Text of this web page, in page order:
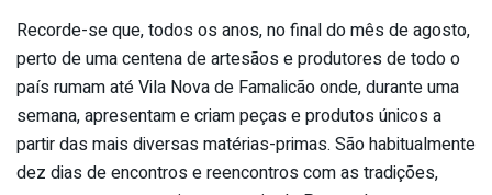
Recorde-se que, todos os anos, no final do mês de agosto,
perto de uma centena de artesãos e produtores de todo o
país rumam até Vila Nova de Famalicão onde, durante uma
semana, apresentam e criam peças e produtos únicos a
partir das mais diversas matérias-primas. São habitualmente
dez dias de encontros e reencontros com as tradições,